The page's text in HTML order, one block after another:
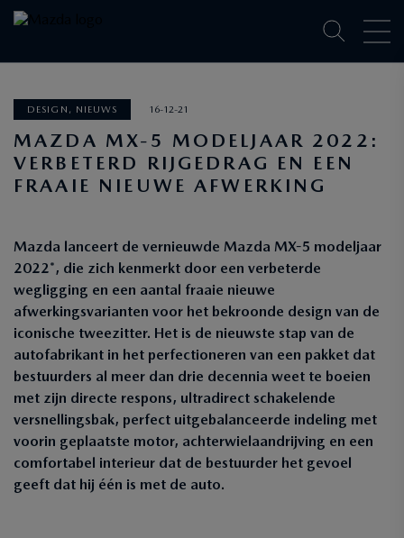
DESIGN, NIEUWS 16-12-21
MAZDA MX-5 MODELJAAR 2022:
VERBETERD RIJGEDRAG EN EEN
FRAAIE NIEUWE AFWERKING
Mazda lanceert de vernieuwde Mazda MX-5 modeljaar
2022*, die zich kenmerkt door een verbeterde
wegligging en een aantal fraaie nieuwe
afwerkingsvarianten voor het bekroonde design van de
iconische tweezitter. Het is de nieuwste stap van de
autofabrikant in het perfectioneren van een pakket dat
bestuurders al meer dan drie decennia weet te boeien
met zijn directe respons, ultradirect schakelende
versnellingsbak, perfect uitgebalanceerde indeling met
voorin geplaatste motor, achterwielaandrijving en een
comfortabel interieur dat de bestuurder het gevoel
geeft dat hij één is met de auto.